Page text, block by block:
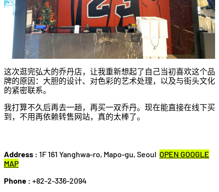
这次逛完弘大的乔丹店，让我重新想起了自己当初喜欢这个品
牌的原因：大胆的设计、对色彩的艺术处理，以及与街头文化
的紧密联系。
我打算不久后再去一趟，再买一双乔丹。现在能直接在线下买
到，不用再依赖转售网站，真的太棒了。
Address : 1F 161 Yanghwa-ro, Mapo-gu, Seoul OPEN GOOGLE
MAP
Phone : +82-2-336-2094